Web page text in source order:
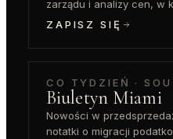
zarządu i analizy cen, w
ZAPISZ SIĘ
CO TYDZIEŃ ·
Biuletyn Miami
Nowości w
notatki o migracji